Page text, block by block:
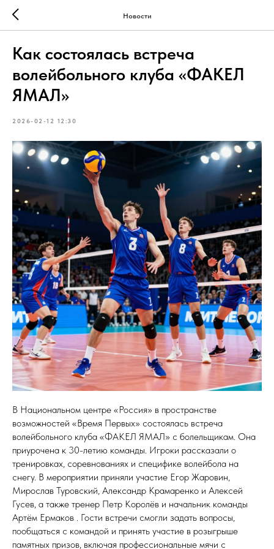
Новости
Как состоялась встреча
волейбольного клуба «ФАКЕЛ
ЯМАЛ»
2026-02-12 12:30
В Национальном центре «Россия» в пространстве
возможностей «Время Первых» состоялась встреча
волейбольного клуба «ФАКЕЛ ЯМАЛ» с болельщикам. Она
приурочена к 30-летию команды. Игроки рассказали о
тренировках, соревнованиях и специфике волейбола на
снегу. В мероприятии приняли участие Егор Жаровин,
Мирослав Туровский, Александр Крамаренко и Алексей
Гусев, а также тренер Петр Королёв и начальник команды
Артём Ермаков . Гости встречи смогли задать вопросы,
пообщаться с командой и принять участие в розыгрыше
памятных призов, включая профессиональные мячи с